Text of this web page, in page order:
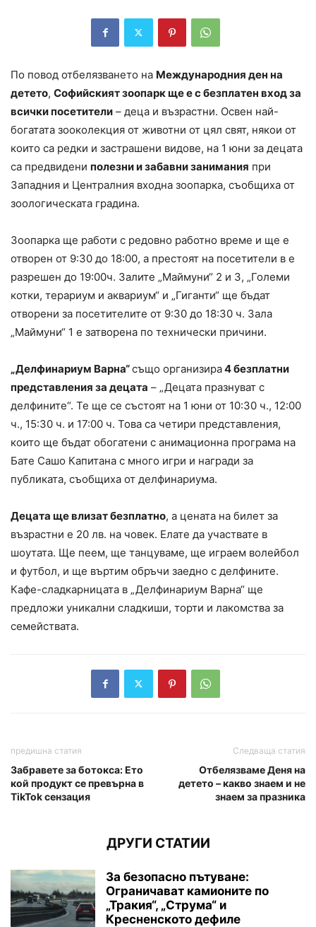
По повод отбелязването на Международния ден на
детето, Софийският зоопарк ще е с безплатен вход за
всички посетители – деца и възрастни. Освен най-
богатата зооколекция от животни от цял свят, някои от
които са редки и застрашени видове, на 1 юни за децата
са предвидени полезни и забавни занимания при
Западния и Централния входна зоопарка, съобщиха от
зоологическата градина.
Зоопарка ще работи с редовно работно време и ще е
отворен от 9:30 до 18:00, а престоят на посетители в е
разрешен до 19:00ч. Залите „Маймуни“ 2 и 3, „Големи
котки, терариум и аквариум“ и „Гиганти“ ще бъдат
отворени за посетителите от 9:30 до 18:30 ч. Зала
„Маймуни“ 1 е затворена по технически причини.
„Делфинариум Варна“също организира4 безплатни
представления за децата – „Децата празнуват с
делфините“. Те ще се състоят на 1 юни от 10:30 ч., 12:00
ч., 15:30 ч. и 17:00 ч. Това са четири представления,
които ще бъдат обогатени с анимационна програма на
Бате Сашо Капитана с много игри и награди за
публиката, съобщиха от делфинариума.
Децата ще влизат безплатно, а цената на билет за
възрастни е 20 лв. на човек. Елате да участвате в
шоутата. Ще пеем, ще танцуваме, ще играем волейбол
и футбол, и ще въртим обръчи заедно с делфините.
Кафе-сладкарницата в „Делфинариум Варна“ ще
предложи уникални сладкиши, торти и лакомства за
семействата.
предишна статия
Забравете за ботокса: Ето
кой продукт се превърна в
TikTok сензация
Следваща статия
Отбелязваме Деня на
детето – какво знаем и не
знаем за празника
ДРУГИ СТАТИИ
За безопасно пътуване:
Ограничават камионите по
„Тракия“, „Струма“ и
Кресненското дефиле